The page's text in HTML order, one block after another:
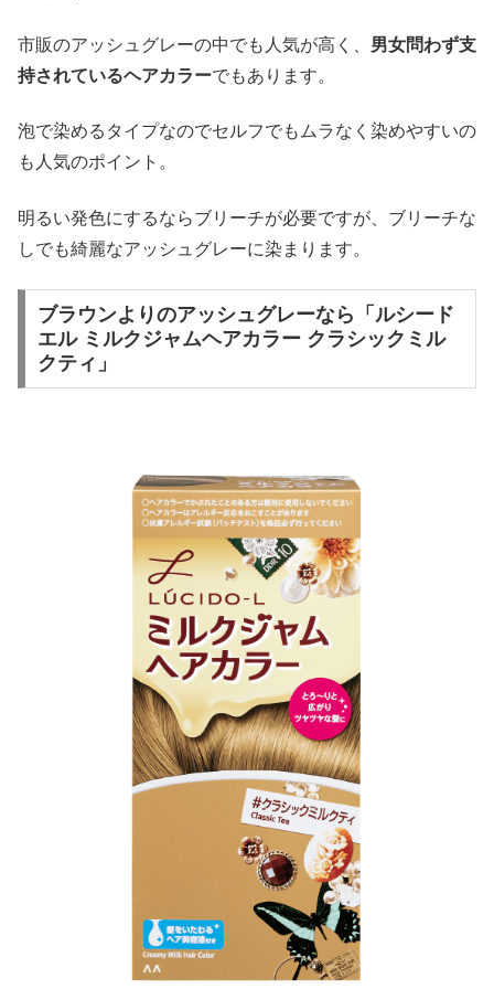
市販のアッシュグレーの中でも人気が高く、 男女問わず支
持されているヘアカラーでもあります。
泡で染めるタイプなのでセルフでもムラなく染めやすいの
も人気のポイント。
明るい発色にするならブリーチが必要ですが、ブリーチな
しでも綺麗なアッシュグレーに染まります。
ブラウンよりのアッシュグレーなら「ルシード
エル ミルクジャムヘアカラー クラシックミル
クティ」